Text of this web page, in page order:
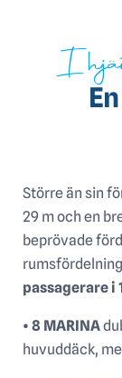
I
Större än sin
29 m och en
beprövade
passagerare i
• 8 MARINA
huvuddäck,